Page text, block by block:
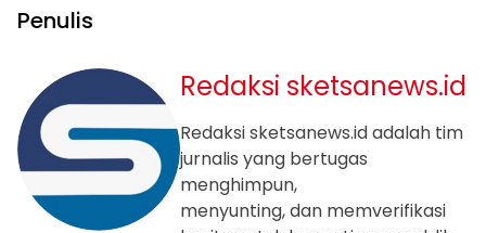
Penulis
Redaksi sketsanews.id
Redaksi sketsanews.id adalah tim
jurnalis yang bertugas
menghimpun,
menyunting, dan memverifikasi